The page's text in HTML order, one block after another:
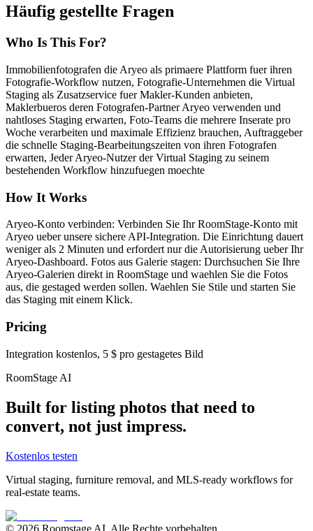
Häufig gestellte Fragen
Who Is This For?
Immobilienfotografen die Aryeo als primaere Plattform fuer ihren
Fotografie-Workflow nutzen, Fotografie-Unternehmen die Virtual
Staging als Zusatzservice fuer Makler-Kunden anbieten,
Maklerbueros deren Fotografen-Partner Aryeo verwenden und
nahtloses Staging erwarten, Foto-Teams die mehrere Inserate pro
Woche verarbeiten und maximale Effizienz brauchen, Auftraggeber
die schnelle Staging-Bearbeitungszeiten von ihren Fotografen
erwarten, Jeder Aryeo-Nutzer der Virtual Staging zu seinem
bestehenden Workflow hinzufuegen moechte
How It Works
Aryeo-Konto verbinden: Verbinden Sie Ihr RoomStage-Konto mit
Aryeo ueber unsere sichere API-Integration. Die Einrichtung dauert
weniger als 2 Minuten und erfordert nur die Autorisierung ueber Ihr
Aryeo-Dashboard. Fotos aus Galerie stagen: Durchsuchen Sie Ihre
Aryeo-Galerien direkt in RoomStage und waehlen Sie die Fotos
aus, die gestaged werden sollen. Waehlen Sie Stile und starten Sie
das Staging mit einem Klick.
Pricing
Integration kostenlos, 5 $ pro gestagetes Bild
RoomStage AI
Built for listing photos that need to
convert, not just impress.
Kostenlos testen
Virtual staging, furniture removal, and MLS-ready workflows for
real-estate teams.
© 2026 Roomstage AI. Alle Rechte vorbehalten.